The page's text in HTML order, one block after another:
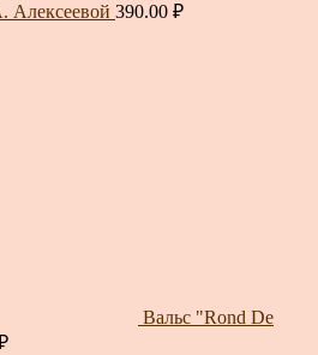
Алексеевой 390.00 ₽
Вальс "Rond De